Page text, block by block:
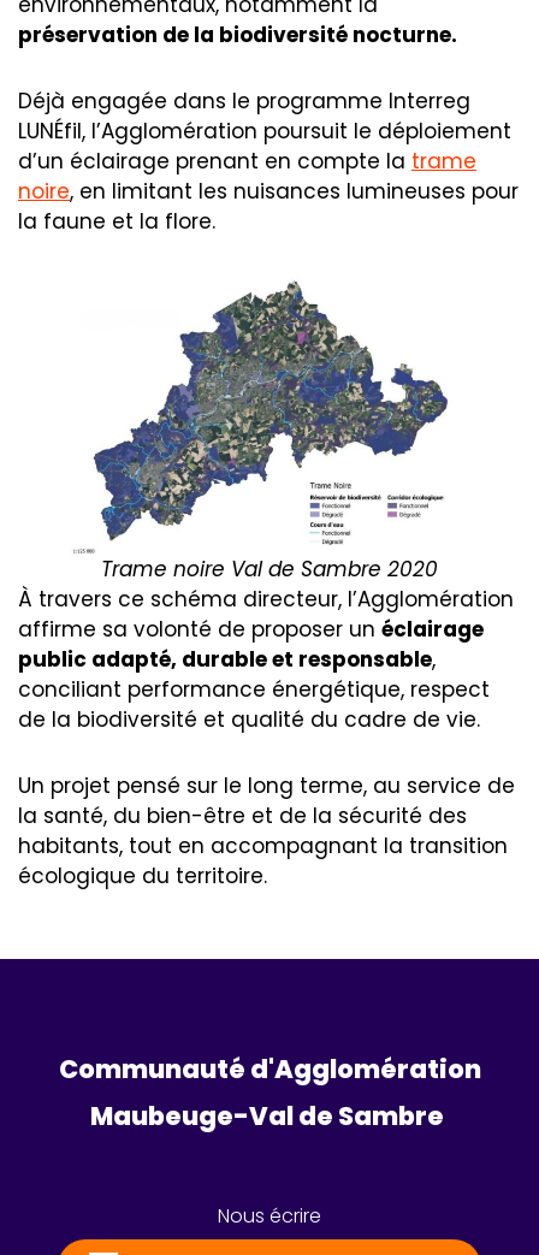
préservation de la biodiversité nocturne.
Déjà engagée dans le programme Interreg
LUNÉfil, l’Agglomération poursuit le déploiement
d’un éclairage prenant en compte la trame
noire, en limitant les nuisances lumineuses pour
la faune et la flore.
Trame noire Val de Sambre 2020
À travers ce schéma directeur, l’Agglomération
affirme sa volonté de proposer un éclairage
public adapté, durable et responsable,
conciliant performance énergétique, respect
de la biodiversité et qualité du cadre de vie.
Un projet pensé sur le long terme, au service de
la santé, du bien-être et de la sécurité des
habitants, tout en accompagnant la transition
écologique du territoire.
Communauté d'Agglomération
Maubeuge-Val de Sambre
Nous écrire